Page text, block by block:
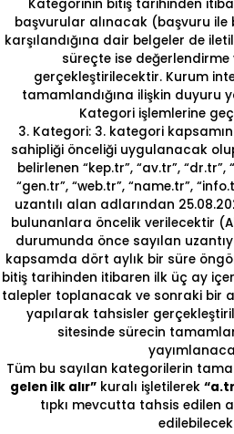
Kategorinin bitiş tarihinden
başvurular alınacak (başvuru ile
karşılandığına dair belgeler de
süreçte ise
gerçekleştirilecektir. Kurum
tamamlandığına ilişkin duyuru
Kategori işlemlerine
3. Kategori: 3. kategori
sahipliği önceliği uygulanacak
belirlenen “kep.tr”, “av.tr”, “dr.tr”,
“gen.tr”, “web.tr”, “name.tr”,
uzantılı alan adlarından
bulunanlara öncelik verilecektir
durumunda önce sayılan
kapsamda dört aylık bir süre
bitiş tarihinden itibaren ilk üç ay
talepler toplanacak ve sonraki bir
yapılarak tahsisler
sitesinde sürecin
Tüm bu sayılan kategorilerin
gelen ilk alır” kuralı işletilerek
tıpkı mevcutta tahsis edilen